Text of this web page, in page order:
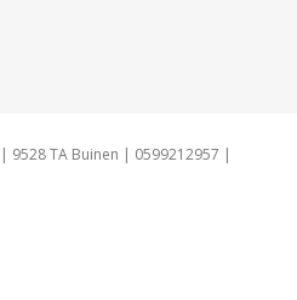
9528 TA Buinen | 0599212957 |